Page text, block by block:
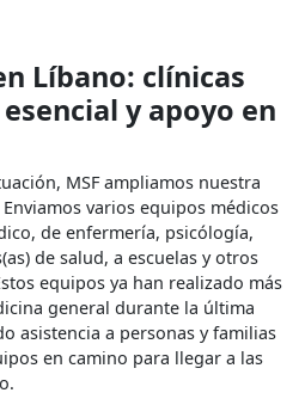
Líbano: clínicas
y apoyo en
MSF ampliamos nuestra
varios equipos médicos
de enfermería, psicólogía,
de salud, a escuelas y otros
equipos ya han realizado más
general durante la última
asistencia a personas y familias
en camino para llegar a las